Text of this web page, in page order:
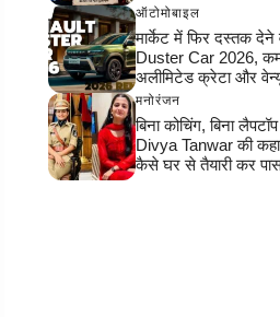
ऑटोमोबाइल
मार्केट में फिर दस्तक
Duster Car 2026,
अलीमिटेड क्रेटा और
मनोरंजन
बिना कोचिंग, बिना
Divya Tanwar की
कैसे घर से तैयारी कर